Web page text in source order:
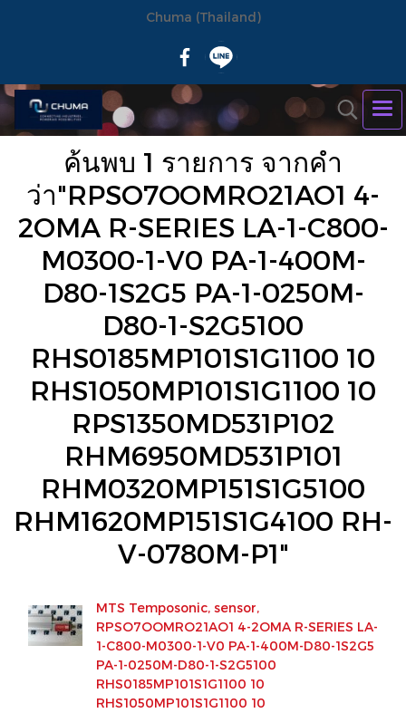
Chuma (Thailand)
ค้นพบ 1 รายการ จากคำ
ว่า"RPSO7OOMRO21AO1 4-
2OMA R-SERIES LA-1-C800-
M0300-1-V0 PA-1-400M-
D80-1S2G5 PA-1-0250M-
D80-1-S2G5100
RHS0185MP101S1G1100 10
RHS1050MP101S1G1100 10
RPS1350MD531P102
RHM6950MD531P101
RHM0320MP151S1G5100
RHM1620MP151S1G4100 RH-
V-0780M-P1"
MTS Temposonic, sensor,
RPSO7OOMRO21AO1 4-2OMA R-SERIES LA-
1-C800-M0300-1-V0 PA-1-400M-D80-1S2G5
PA-1-0250M-D80-1-S2G5100
RHS0185MP101S1G1100 10
RHS1050MP101S1G1100 10